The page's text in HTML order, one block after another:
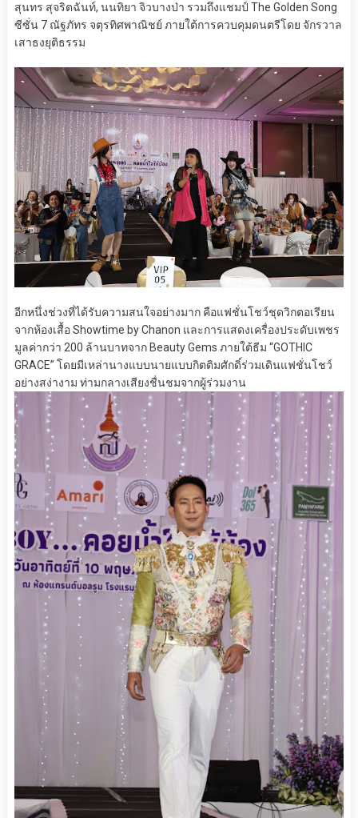
สุนทร สุจริตฉันท์, นนทิยา จิวบางป่า รวมถึงแชมป์ The Golden Song
ซีซั่น 7 ณัฐภัทร จตุรทิศพาณิชย์ ภายใต้การควบคุมดนตรีโดย จักรวาล
เสาธงยุติธรรม
อีกหนึ่งช่วงที่ได้รับความสนใจอย่างมาก คือแฟชั่นโชว์ชุดวิกตอเรียน
จากห้องเสื้อ Showtime by Chanon และการแสดงเครื่องประดับเพชร
มูลค่ากว่า 200 ล้านบาทจาก Beauty Gems ภายใต้ธีม “GOTHIC
GRACE” โดยมีเหล่านางแบบนายแบบกิตติมศักดิ์ร่วมเดินแฟชั่นโชว์
อย่างสง่างาม ท่ามกลางเสียงชื่นชมจากผู้ร่วมงาน